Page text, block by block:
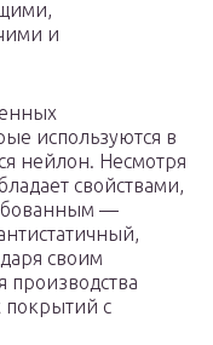
и
используются в
нейлон. Несмотря
свойствами,
—
своим
производства
с